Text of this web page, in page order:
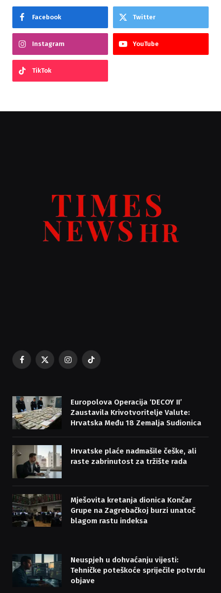
Facebook Twitter
Instagram YouTube
TikTok
Facebook
X
Instagram
TikTok
Europolova Operacija ‘DECOY II’
Zaustavila Krivotvoritelje Valute:
Hrvatska Među 18 Zemalja Sudionica
Hrvatske plaće nadmašile češke, ali
raste zabrinutost za tržište rada
Mješovita kretanja dionica Končar
Grupe na Zagrebačkoj burzi unatoč
blagom rastu indeksa
Neuspjeh u dohvaćanju vijesti:
Tehničke poteškoće spriječile potvrdu
objave